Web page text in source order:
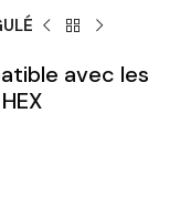
avec les